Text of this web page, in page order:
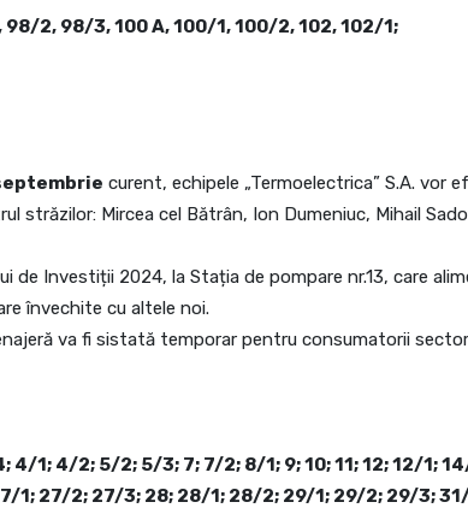
2, 98/3, 100 A, 100/1, 100/2, 102, 102/1;
curent, echipele „Termoelectrica” S.A. vor
străzilor: Mircea cel Bătrân, Ion Dumeniuc, Mihail
de Investiții 2024, la Stația de pompare nr.13, care
învechite cu altele noi.
va fi sistată temporar pentru consumatorii
4/1; 4/2; 5/2; 5/3; 7; 7/2; 8/1; 9; 10; 11; 12; 12/1;
1; 27/2; 27/3; 28; 28/1; 28/2; 29/1; 29/2; 29/3;